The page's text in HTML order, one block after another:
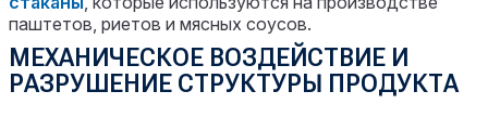
паштетов, риетов и мясных соусов.
МЕХАНИЧЕСКОЕ ВОЗДЕЙСТВИЕ И
РАЗРУШЕНИЕ СТРУКТУРЫ ПРОДУКТА